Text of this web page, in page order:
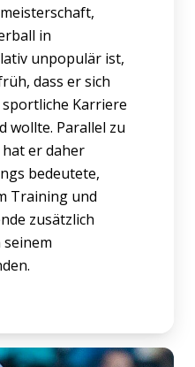
in
unpopulär ist,
dass er sich
Karriere
wollte. Parallel zu
er daher
bedeutete,
Training und
zusätzlich